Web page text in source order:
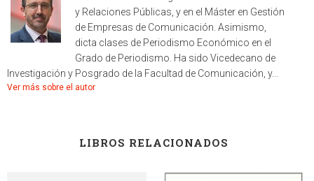
y Relaciones Públicas, y en el Máster en Gestión
de Empresas de Comunicación. Asimismo,
dicta clases de Periodismo Económico en el
Grado de Periodismo. Ha sido Vicedecano de
Investigación y Posgrado de la Facultad de Comunicación, y...
Ver más sobre el autor
LIBROS RELACIONADOS